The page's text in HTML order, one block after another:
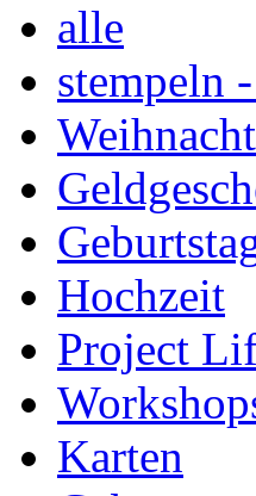
alle
stempeln
Hochzeit
Project
Karten